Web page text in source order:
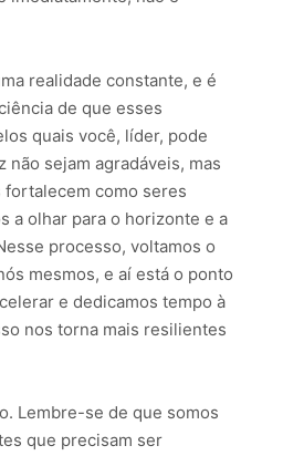
realidade constante, e é
de que esses
quais você, líder, pode
não sejam agradáveis, mas
como seres
a olhar para o horizonte e a
processo, voltamos o
mesmos, e aí está o ponto
e dedicamos tempo à
nos torna mais resilientes
Lembre-se de que somos
que precisam ser